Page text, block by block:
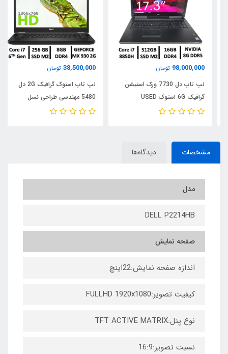
98,000,000 تومان
لپ تاپ دل 7730 ورک استیشن
گرافیک 6G استوک USED
LAPTOP DELL PRECISION
NVIDIA 8G
38,500,000 تومان
لپ تاپ استوک گرافیک 2G دل
5480 مهندسی طراحی نسل
ششمUSED STOCK LAPTOP
مشخصات دیدگاه‌ها
مدل
DELL P2214HB
صفحه نمایش
اندازه صفحه نمایش:22اینچ
کیفیت تصویر:FULLHD 1920x1080
نوع پنل:TFT ACTIVE MATRIX
نسبت تصویر:16:9